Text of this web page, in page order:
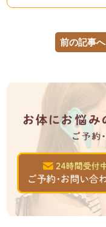
前の記事へ